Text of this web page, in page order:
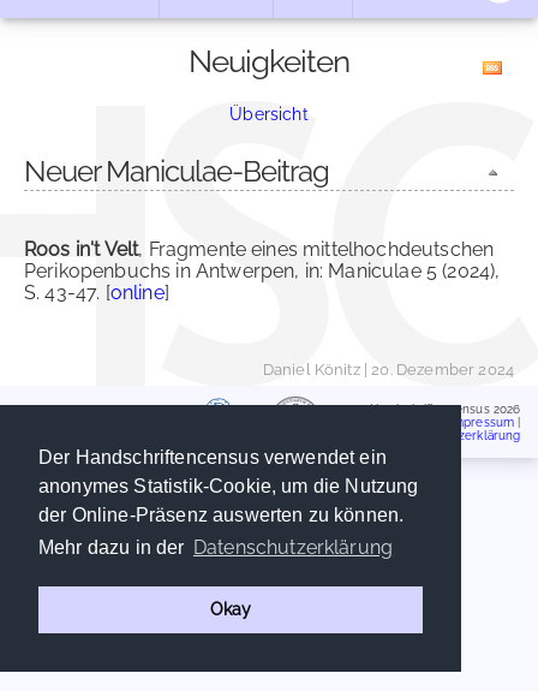
Der Handschriftencensus verwendet ein
anonymes Statistik-Cookie, um die Nutzung
der Online-Präsenz auswerten zu können.
Mehr dazu in der Datenschutzerklärung
Okay
Neuigkeiten
Übersicht
Neuer Maniculae-Beitrag
Roos in't Velt, Fragmente eines mittelhochdeutschen
Perikopenbuchs in Antwerpen, in: Maniculae 5 (2024),
S. 43-47. [online]
Daniel Könitz| 20. Dezember 2024
Handschriftencensus 2026
Impressum
Datenschutzerklärung